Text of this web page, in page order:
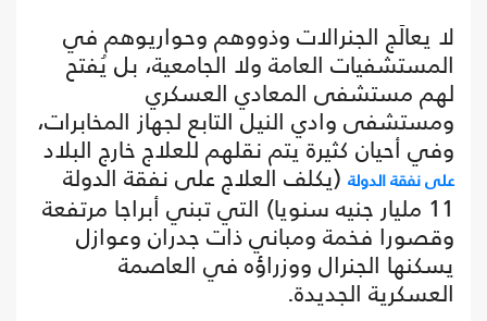
لا يعالَج الجنرالات وذووهم وحواريوهم في
المستشفيات العامة ولا الجامعية، بل يُفتح
لهم مستشفى المعادي العسكري
ومستشفى وادي النيل التابع لجهاز المخابرات،
وفي أحيان كثيرة يتم نقلهم للعلاج خارج البلاد
على نفقة الدولة (يكلف العلاج على نفقة الدولة
11 مليار جنيه سنويا) التي تبني أبراجا مرتفعة
وقصورا فخمة ومباني ذات جدران وعوازل
يسكنها الجنرال ووزراؤه في العاصمة
العسكرية الجديدة.